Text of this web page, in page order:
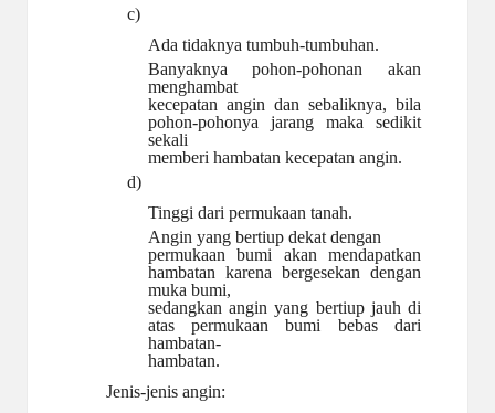
c)
Ada tidaknya tumbuh-tumbuhan.
Banyaknya pohon-pohonan akan
menghambat
kecepatan angin dan sebaliknya, bila
pohon-pohonya jarang maka sedikit
sekali
memberi hambatan kecepatan angin.
d)
Tinggi dari permukaan tanah.
Angin yang bertiup dekat dengan
permukaan bumi akan mendapatkan
hambatan karena bergesekan dengan
muka bumi,
sedangkan angin yang bertiup jauh di
atas permukaan bumi bebas dari
hambatan-
hambatan.
Jenis-jenis angin: